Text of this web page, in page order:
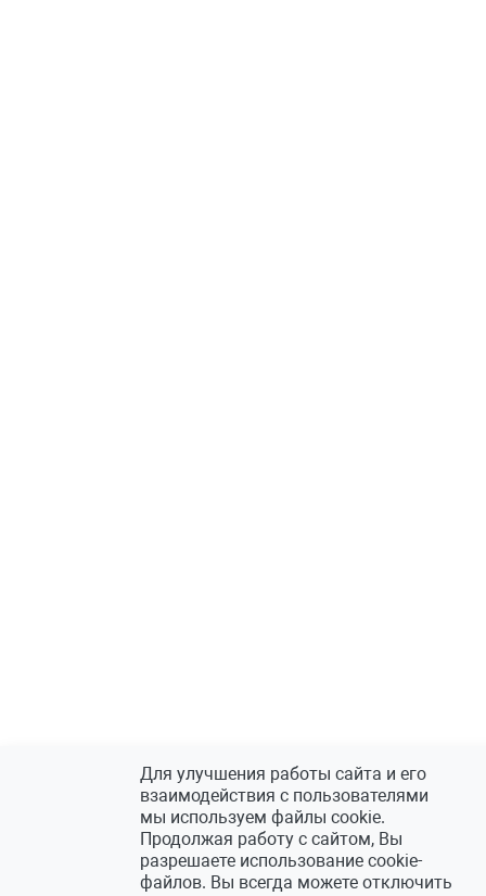
Для улучшения работы сайта и его
взаимодействия с пользователями
мы используем файлы cookie.
Продолжая работу с сайтом, Вы
разрешаете использование cookie-
файлов. Вы всегда можете отключить